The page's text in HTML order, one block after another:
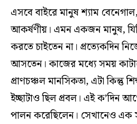
এসবে বাইরে মানুষ শ্যাম
আকর্ষণীয়। এমন একজন মানুষ,
করতে চাইতেন না। প্রত্যেকদিন
আসতেন। কাজের মধ্যে সময়
প্রাণচঞ্চল মানসিকতা, এটা কিন্তু
ইচ্ছাটাও ছিল প্রবল। এই ক’দিন
পালন করেছিলেন। সেখানেও এক